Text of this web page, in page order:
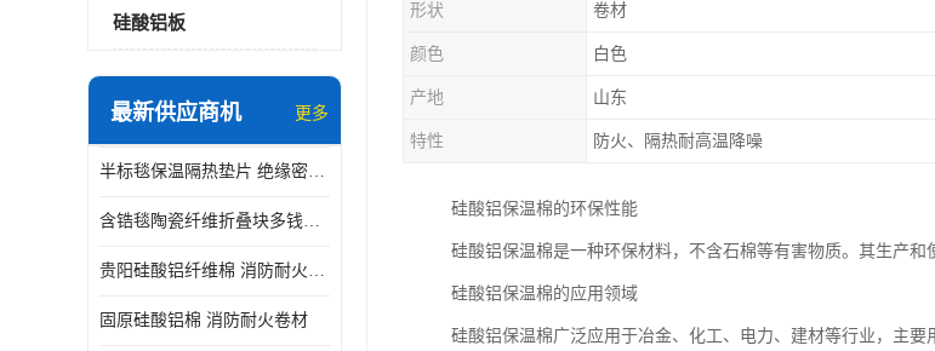
硅酸铝板
最新供应商机 更多
半标毯保温隔热垫片 绝缘密封垫片
含锆毯陶瓷纤维折叠块多钱一立方 硅酸铝模块
贵阳硅酸铝纤维棉 消防耐火卷材
固原硅酸铝棉 消防耐火卷材
形状 卷材
颜色 白色
产地 山东
特性 防火、隔热耐高温降噪
硅酸铝保温棉的环保性能
硅酸铝保温棉是一种环保材料，不含石棉等有害物质。其生产和
硅酸铝保温棉的应用领域
硅酸铝保温棉广泛应用于冶金、化工、电力、建材等行业，主要